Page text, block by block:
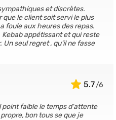
et discrètes.
le client soit servi le plus
foule aux heures des repas.
appétissant et qui reste
seul regret , qu'il ne fasse
5.7
faible le temps d'attente
bon tous se que je